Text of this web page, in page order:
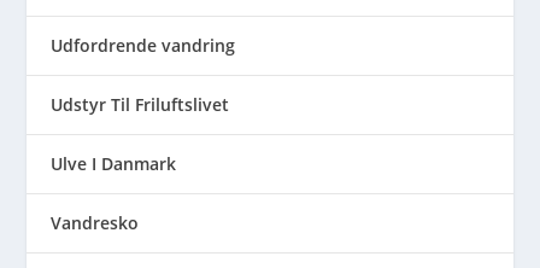
Udfordrende vandring
Udstyr Til Friluftslivet
Ulve I Danmark
Vandresko